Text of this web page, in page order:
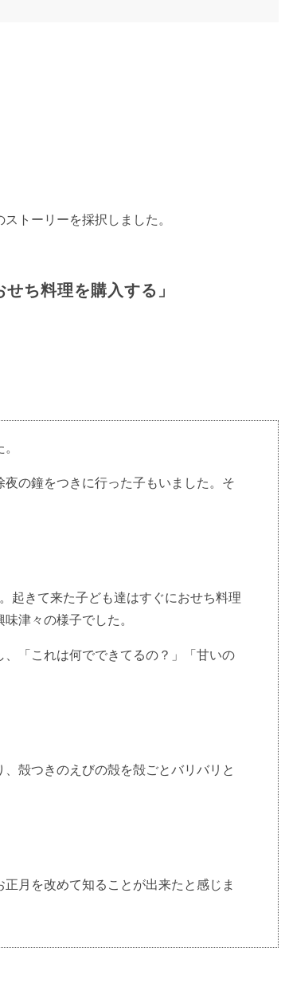
トーリーを採択しました。
ち料理を購入する」
の鐘をつきに行った子もいました。そ
起きて来た子ども達はすぐにおせち料理
津々の様子でした。
「これは何でできてるの？」「甘いの
殻つきのえびの殻を殻ごとバリバリと
月を改めて知ることが出来たと感じま